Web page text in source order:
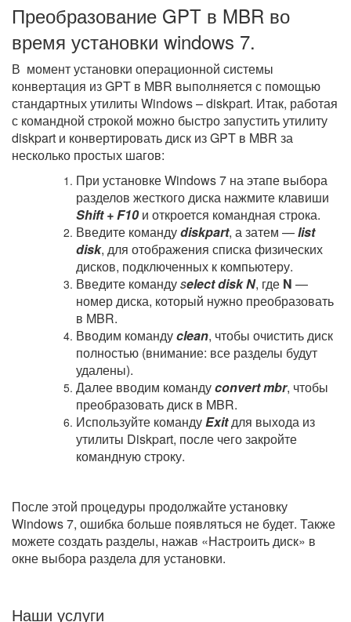
Преобразование GPT в MBR во
время установки windows 7.
В момент установки операционной системы
конвертация из GPT в MBR выполняется с помощью
стандартных утилиты Windows – diskpart. Итак, работая
с командной строкой можно быстро запустить утилиту
diskpart и конвертировать диск из GPT в MBR за
несколько простых шагов:
При установке Windows 7 на этапе выбора
разделов жесткого диска нажмите клавиши
Shift + F10и откроется командная строка.
Введите командуdiskpart, а затем —list
disk, для отображения списка физических
дисков, подключенных к компьютеру.
Введите командуselect disk N, где N —
номер диска, который нужно преобразовать
в MBR.
Вводим командуclean, чтобы очистить диск
полностью (внимание: все разделы будут
удалены).
Далее вводим командуconvert mbr, чтобы
преобразовать диск в MBR.
Используйте командуExitдля выхода из
утилиты Diskpart, после чего закройте
командную строку.
После этой процедуры продолжайте установку
Windows 7, ошибка больше появляться не будет. Также
можете создать разделы, нажав «Настроить диск» в
окне выбора раздела для установки.
Наши услуги